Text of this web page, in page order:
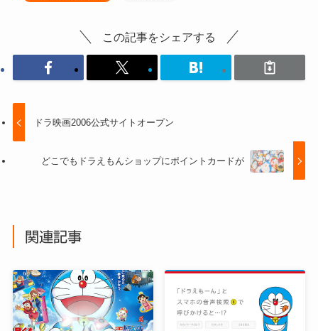
この記事をシェアする
ドラ映画2006公式サイトオープン
どこでもドラえもんショップにポイントカードが
関連記事